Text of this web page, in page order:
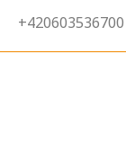
+420603536700